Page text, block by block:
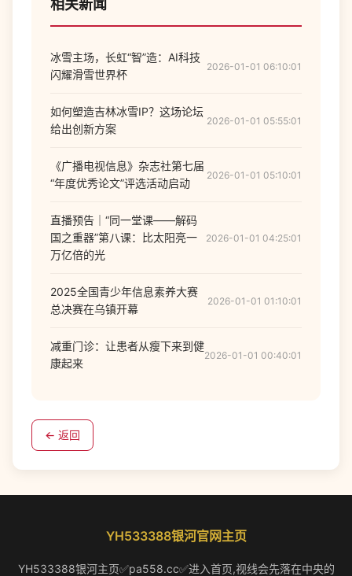
相关新闻
冰雪主场，长虹“智”造：AI科技
闪耀滑雪世界杯
2026-01-01 06:10:01
如何塑造吉林冰雪IP？这场论坛
给出创新方案
2026-01-01 05:55:01
《广播电视信息》杂志社第七届
“年度优秀论文”评选活动启动
2026-01-01 05:10:01
直播预告｜“同一堂课——解码
国之重器”第八课：比太阳亮一
万亿倍的光
2026-01-01 04:25:01
2025全国青少年信息素养大赛
总决赛在乌镇开幕
2026-01-01 01:10:01
减重门诊：让患者从瘦下来到健
康起来
2026-01-01 00:40:01
← 返回
YH533388银河官网主页
YH533388银河主页✅pa558.cc✅进入首页,视线会先落在中央的